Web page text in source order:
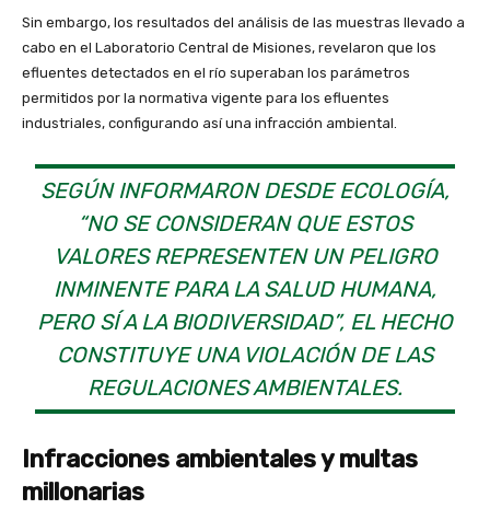
Sin embargo, los resultados del análisis de las muestras llevado a
cabo en el Laboratorio Central de Misiones, revelaron que los
efluentes detectados en el río superaban los parámetros
permitidos por la normativa vigente para los efluentes
industriales, configurando así una infracción ambiental.
SEGÚN INFORMARON DESDE ECOLOGÍA,
“NO SE CONSIDERAN QUE ESTOS
VALORES REPRESENTEN UN PELIGRO
INMINENTE PARA LA SALUD HUMANA,
PERO SÍ A LA BIODIVERSIDAD”, EL HECHO
CONSTITUYE UNA VIOLACIÓN DE LAS
REGULACIONES AMBIENTALES.
Infracciones ambientales y multas
millonarias